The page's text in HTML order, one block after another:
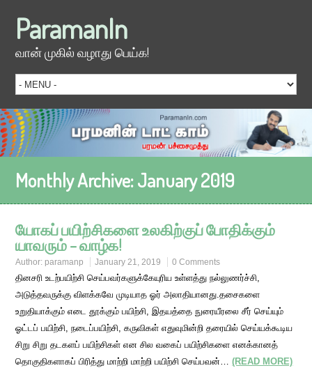
ParamanIn
வான் முகில் வழாது பெய்க!
Monthly Archive:January 2019
யோகப் பயிற்சிகளை உலகிற்குப் போதிக்கும்
யாவரும் – வாழ்க!
Author: paramanp January 21, 2019 0 Comments
தினசரி உடற்பயிற்சி செய்பவர்களுக்கேயுரிய உள்ளத்து நல்லுணர்ச்சி,
அடுத்தவருக்கு விளக்கவே முடியாத ஓர் அலாதியானது.தசைகளை
உறுதியாக்கும் எடை தூக்கும் பயிற்சி, இதயத்தை நுரையீரலை சீர் செய்யும்
ஓட்டப் பயிற்சி, நடைப்பயிற்சி, கருவிகள் எதுவுமின்றி தரையில் செய்யக்கூடிய
சிறு சிறு தடகளப் பயிற்சிகள் என சில வகைப் பயிற்சிகளை எனக்கானத்
தொகுதிகளாகப் பிரித்து மாற்றி மாற்றி பயிற்சி செய்பவன்…(READ MORE)